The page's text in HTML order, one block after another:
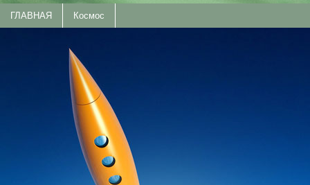
ГЛАВНАЯ Космос